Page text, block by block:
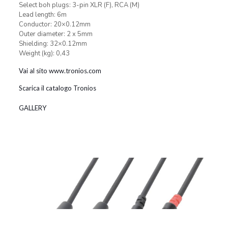
Select boh plugs: 3-pin XLR (F), RCA (M)
Lead length: 6m
Conductor: 20×0.12mm
Outer diameter: 2 x 5mm
Shielding: 32×0.12mm
Weight (kg): 0,43
Vai al sito www.tronios.com
Scarica il catalogo Tronios
GALLERY